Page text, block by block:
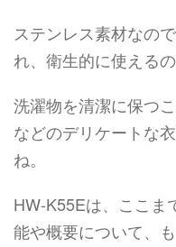
ステンレス素材なの
れ、衛生的に使える
洗濯物を清潔に保つ
などのデリケートな
ね。
HW-K55Eは、ここま
能や概要について、